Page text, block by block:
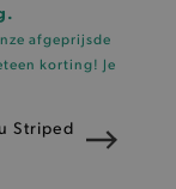
afgeprijsde
korting! Je